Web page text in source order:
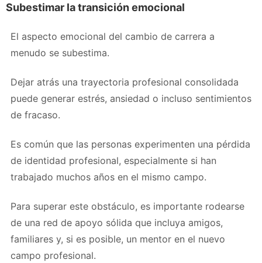
Subestimar la transición emocional
El aspecto emocional del cambio de carrera a
menudo se subestima.
Dejar atrás una trayectoria profesional consolidada
puede generar estrés, ansiedad o incluso sentimientos
de fracaso.
Es común que las personas experimenten una pérdida
de identidad profesional, especialmente si han
trabajado muchos años en el mismo campo.
Para superar este obstáculo, es importante rodearse
de una red de apoyo sólida que incluya amigos,
familiares y, si es posible, un mentor en el nuevo
campo profesional.